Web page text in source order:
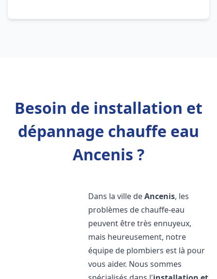
Besoin de installation et
dépannage chauffe eau
Ancenis ?
Dans la ville deAncenis, les
problèmes de chauffe-eau
peuvent être très ennuyeux,
mais heureusement, notre
équipe de plombiers est là pour
vous aider. Nous sommes